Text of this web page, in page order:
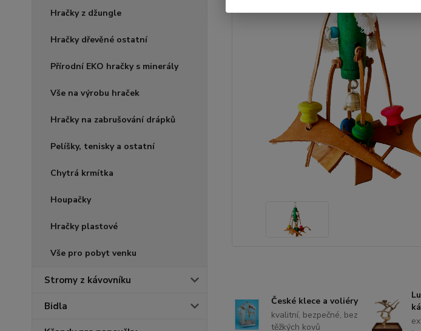
Hračky z džungle
Hračky dřevěné ostatní
Přírodní EKO hračky s minerály
Vše na výrobu hraček
Hračky na zabrušování drápků
Pelíšky, tenisky a ostatní
Chytrá krmítka
Houpačky
Hračky plastové
Vše pro pobyt venku
Stromy z kávovníku
Bidla
České klece a voliéry
kvalitní, bezpečné, bez
těžkých kovů